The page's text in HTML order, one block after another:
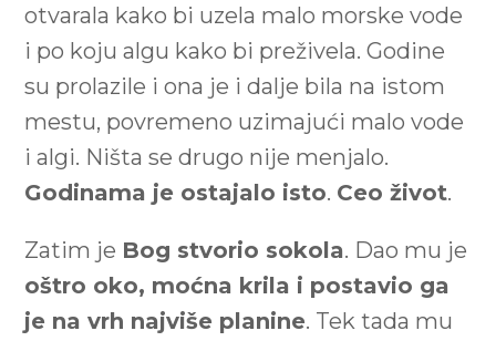
otvarala kako bi uzela malo morske vode
i po koju algu kako bi preživela. Godine
su prolazile i ona je i dalje bila na istom
mestu, povremeno uzimajući malo vode
i algi. Ništa se drugo nije menjalo.
Godinama je ostajalo isto. Ceo život.
Zatim je Bog stvorio sokola. Dao mu je
oštro oko, moćna krila i postavio ga
je na vrh najviše planine. Tek tada mu